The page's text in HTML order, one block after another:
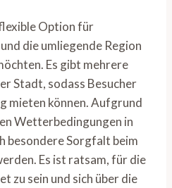
Option für
die umliegende Region
Es gibt mehrere
Stadt, sodass Besucher
mieten können. Aufgrund
Wetterbedingungen in
besondere Sorgfalt beim
Es ist ratsam, für die
zu sein und sich über die